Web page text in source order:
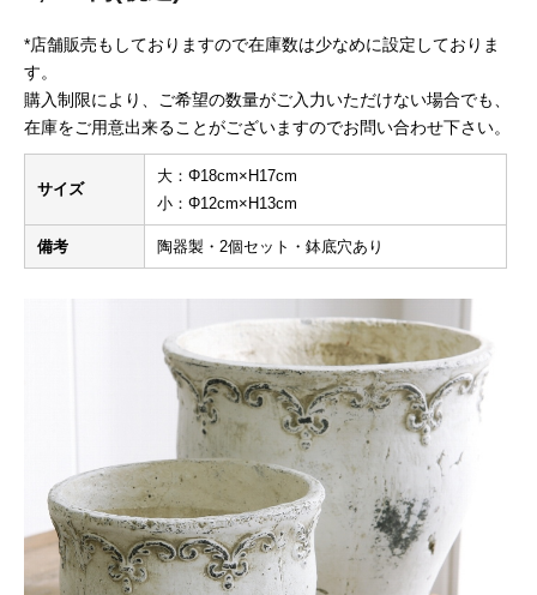
*店舗販売もしておりますので在庫数は少なめに設定しておりま
す。
購入制限により、ご希望の数量がご入力いただけない場合でも、
在庫をご用意出来ることがございますのでお問い合わせ下さい。
サイズ
大：Φ18cm×H17cm
小：Φ12cm×H13cm
備考 陶器製・2個セット・鉢底穴あり